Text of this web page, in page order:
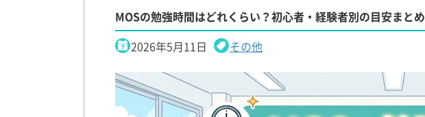
MOSの勉強時間はどれくらい？初心者・経験者別の目安まとめ
2026年5月11日
その他